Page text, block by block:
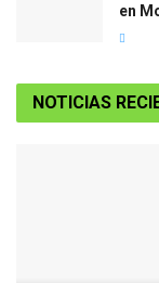
en
NOTICIAS